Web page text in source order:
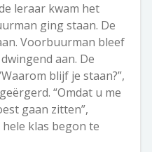
leraar kwam het
ging staan. De
Voorbuurman bleef
aan. De
blijf je staan?”,
“Omdat u me
gaan zitten”,
klas begon te